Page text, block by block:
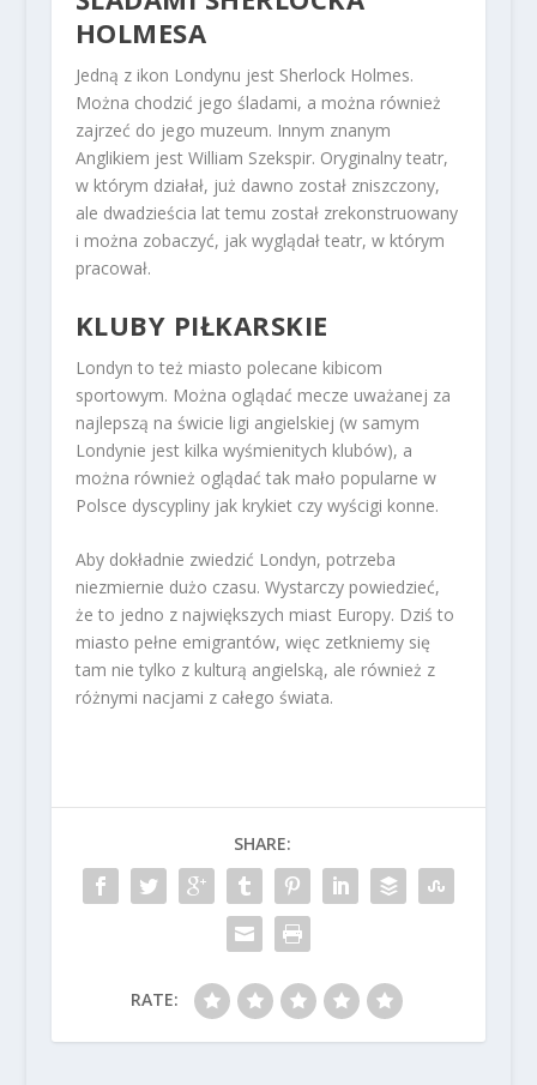
HOLMESA
Jedną z ikon Londynu jest Sherlock Holmes.
Można chodzić jego śladami, a można również
zajrzeć do jego muzeum. Innym znanym
Anglikiem jest William Szekspir. Oryginalny teatr,
w którym działał, już dawno został zniszczony,
ale dwadzieścia lat temu został zrekonstruowany
i można zobaczyć, jak wyglądał teatr, w którym
pracował.
KLUBY PIŁKARSKIE
Londyn to też miasto polecane kibicom
sportowym. Można oglądać mecze uważanej za
najlepszą na świcie ligi angielskiej (w samym
Londynie jest kilka wyśmienitych klubów), a
można również oglądać tak mało popularne w
Polsce dyscypliny jak krykiet czy wyścigi konne.
Aby dokładnie zwiedzić Londyn, potrzeba
niezmiernie dużo czasu. Wystarczy powiedzieć,
że to jedno z największych miast Europy. Dziś to
miasto pełne emigrantów, więc zetkniemy się
tam nie tylko z kulturą angielską, ale również z
różnymi nacjami z całego świata.
SHARE:
RATE: